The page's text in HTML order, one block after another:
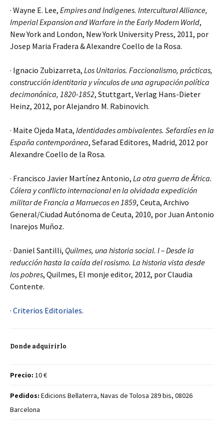
· Wayne E. Lee, Empires and Indigenes. Intercultural Alliance,
Imperial Expansion and Warfare in the Early Modern World,
New York and London, New York University Press, 2011, por
Josep Maria Fradera & Alexandre Coello de la Rosa.
· Ignacio Zubizarreta, Los Unitarios. Faccionalismo, prácticas,
construcción identitaria y vínculos de una agrupación política
decimonónica, 1820-1852, Stuttgart, Verlag Hans-Dieter
Heinz, 2012, por Alejandro M. Rabinovich.
· Maite Ojeda Mata, Identidades ambivalentes. Sefardíes en la
España contemporánea, Sefarad Editores, Madrid, 2012 por
Alexandre Coello de la Rosa.
· Francisco Javier Martínez Antonio, La otra guerra de África.
Cólera y conflicto internacional en la olvidada expedición
militar de Francia a Marruecos en 1859, Ceuta, Archivo
General/Ciudad Autónoma de Ceuta, 2010, por Juan Antonio
Inarejos Muñoz.
· Daniel Santilli, Quilmes, una historia social. I – Desde la
reducción hasta la caída del rosismo. La historia vista desde
los pobres, Quilmes, El monje editor, 2012, por Claudia
Contente.
· Criterios Editoriales.
Donde adquirirlo
Precio: 10 €
Pedidos: Edicions Bellaterra, Navas de Tolosa 289 bis, 08026
Barcelona